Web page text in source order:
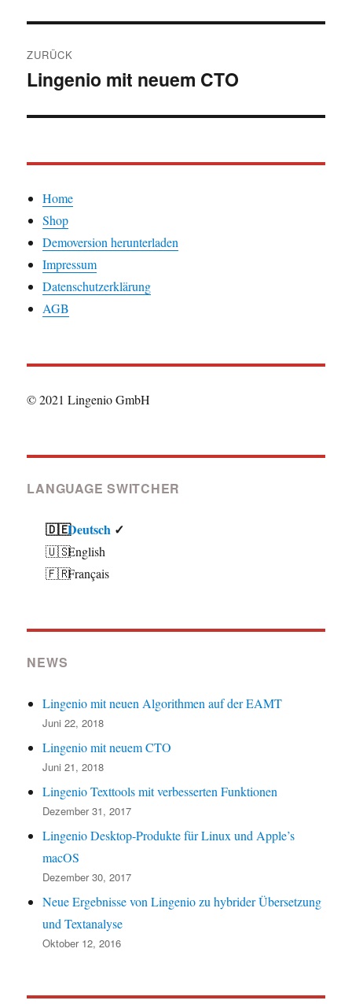
ZURÜCK
Vorheriger
Lingenio mit neuem CTO
Home
Shop
Demoversion herunterladen
Impressum
Datenschutzerklärung
AGB
© 2021 Lingenio GmbH
LANGUAGE SWITCHER
Deutsch
English
Français
NEWS
Lingenio mit neuen Algorithmen auf der EAMT
Juni 22, 2018
Lingenio mit neuem CTO
Juni 21, 2018
Lingenio Texttools mit verbesserten Funktionen
Dezember 31, 2017
Lingenio Desktop-Produkte für Linux und Apple’s
macOS
Dezember 30, 2017
Neue Ergebnisse von Lingenio zu hybrider Übersetzung
und Textanalyse
Oktober 12, 2016